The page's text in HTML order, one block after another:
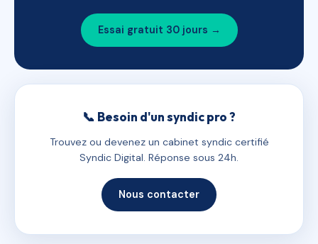
Essai gratuit 30 jours →
📞 Besoin d'un syndic pro ?
Trouvez ou devenez un cabinet syndic certifié
Syndic Digital. Réponse sous 24h.
Nous contacter